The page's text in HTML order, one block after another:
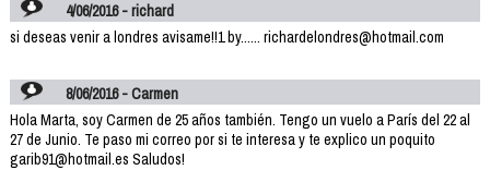
4/06/2016 - richard
si deseas venir a londres avisame!!1 by...... richardelondres@hotmail.com
8/06/2016 - Carmen
Hola Marta, soy Carmen de 25 años también. Tengo un vuelo a París del 22 al
27 de Junio. Te paso mi correo por si te interesa y te explico un poquito
garib91@hotmail.es Saludos!